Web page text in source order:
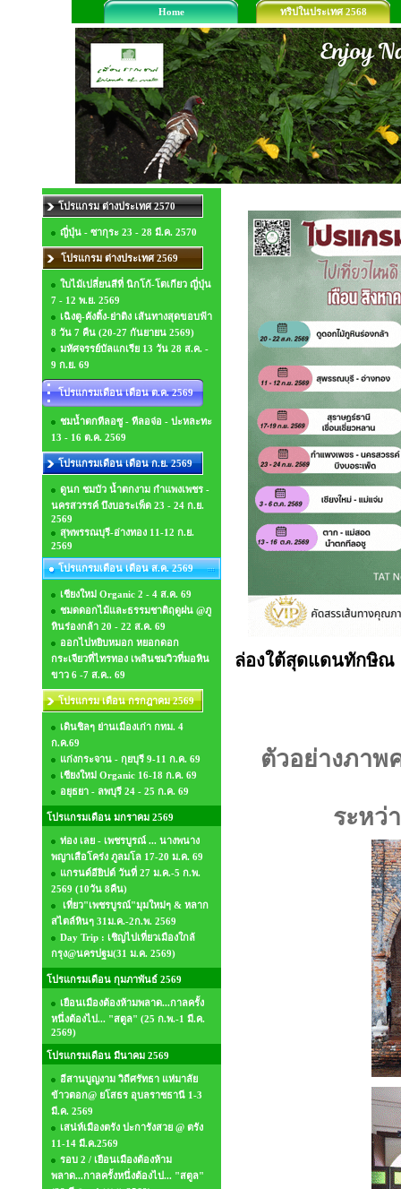
Home ทริปในประเทศ 2568
โปรแกรม ต่างประเทศ 2570
ญี่ปุ่น - ซากุระ 23 - 28 มี.ค. 2570
โปรแกรม ต่างประเทศ 2569
ใบไม้เปลี่ยนสีที่ นิกโก้-โตเกียว ญี่ปุ่น
7 - 12 พ.ย. 2569
เฉิงตู-คังติ้ง-ย่าติง เส้นทางสุดขอบฟ้า
8 วัน 7 คืน (20-27 กันยายน 2569)
มหัศจรรย์บัลแกเรีย 13 วัน 28 ส.ค. -
9 ก.ย. 69
โปรแกรมเดือน เดือน ต.ค. 2569
ชมน้ำตกทีลอซู - ทีลอจ่อ - ปะหละทะ
13 - 16 ต.ค. 2569
โปรแกรมเดือน เดือน ก.ย. 2569
ดูนก ชมบัว น้ำตกงาม กำแพงเพชร -
นครสวรรค์ บึงบอระเพ็ด 23 - 24 ก.ย.
2569
สุพพรรณบุรี-อ่างทอง 11-12 ก.ย.
2569
โปรแกรมเดือน เดือน ส.ค. 2569
เชียงใหม่ Organic 2 - 4 ส.ค. 69
ชมดดอกไม้และธรรมชาติฤดูฝน @ภู
หินร่องกล้า 20 - 22 ส.ค. 69
ออกไปหยิบหมอก หยอกดอก
กระเจียวที่ไทรทอง เพลินชมวิวที่มอหิน
ขาว 6 -7 ส.ค.. 69
โปรแกรม เดือน กรกฎาคม 2569
เดินชิลๆ ย่านเมืองเก่า กทม. 4
ก.ค.69
แก่งกระจาน - กุยบุรี 9-11 ก.ค. 69
เชียงใหม่ Organic 16-18 ก.ค. 69
อยุธยา - ลพบุรี 24 - 25 ก.ค. 69
โปรแกรมเดือน มกราคม 2569
ท่อง เลย - เพชรบูรณ์ ... นางพนาง
พญาเสือโคร่ง ภูลมโล 17-20 ม.ค. 69
แกรนด์อียิปต์ วันที่ 27 ม.ค.-5 ก.พ.
2569 (10วัน 8คืน)
เที่ยว"เพชรบูรณ์"มุมใหม่ๆ & หลาก
สไตล์หินๆ 31ม.ค.-2ก.พ. 2569
Day Trip : เชิญไปเที่ยวเมืองใกล้
กรุง@นครปฐม(31 ม.ค. 2569)
โปรแกรมเดือน กุมภาพันธ์ 2569
เยือนเมืองต้องห้ามพลาด...กาลครั้ง
หนึ่งต้องไป... "สตูล" (25 ก.พ.-1 มี.ค.
2569)
โปรแกรมเดือน มีนาคม 2569
อีสานบูญงาม วิถีศรัทธา แห่มาลัย
ข้าวตอก@ ยโสธร อุบลราชธานี 1-3
มี.ค. 2569
เสน่ห์เมืองตรัง ปะการังสวย @ ตรัง
11-14 มี.ค.2569
รอบ 2 / เยือนเมืองต้องห้าม
พลาด...กาลครั้งหนึ่งต้องไป... "สตูล"
ล่องใต้สุดแดนทักษิณ
ตัวอย่างภาพ
ระหว่